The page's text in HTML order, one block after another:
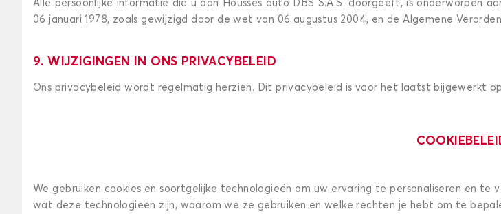
Alle persoonlijke informatie die u aan Housses auto DBS S.A.S. doorgeeft, is onderworpen
06 januari 1978, zoals gewijzigd door de wet van 06 augustus 2004, en de Algemene
9. WIJZIGINGEN IN ONS PRIVACYBELEID
Ons privacybeleid wordt regelmatig herzien. Dit privacybeleid is voor het laatst bijgewerkt op
We gebruiken cookies en soortgelijke technologieën om uw ervaring te personaliseren en
wat deze technologieën zijn, waarom we ze gebruiken en welke rechten je hebt om te